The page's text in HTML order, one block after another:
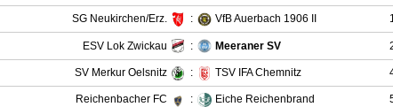
SG Neukirchen/Erz. : VfB Auerbach 1906 II
ESV Lok Zwickau : Meeraner SV
SV Merkur Oelsnitz : TSV IFA Chemnitz
Reichenbacher FC : Eiche Reichenbrand